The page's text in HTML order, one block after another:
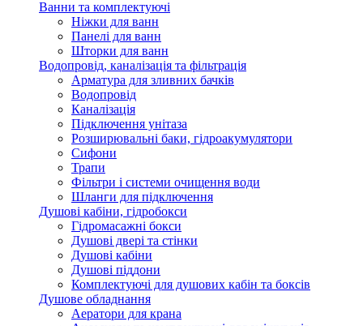
Ванни та комплектуючі
Ніжки для ванн
Панелі для ванн
Шторки для ванн
Водопровід, каналізація та фільтрація
Арматура для зливних бачків
Водопровід
Каналізація
Підключення унітаза
Розширювальні баки, гідроакумулятори
Сифони
Трапи
Фільтри і системи очищення води
Шланги для підключення
Душові кабіни, гідробокси
Гідромасажні бокси
Душові двері та стінки
Душові кабіни
Душові піддони
Комплектуючі для душових кабін та боксів
Душове обладнання
Аератори для крана